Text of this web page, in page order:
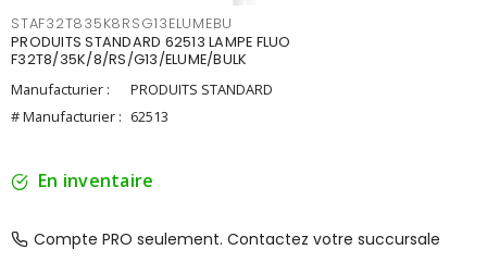
STAF32T835K8RSG13ELUMEBU
PRODUITS STANDARD 62513 LAMPE FLUO
F32T8/35K/8/RS/G13/ELUME/BULK
Manufacturier :
PRODUITS STANDARD
# Manufacturier : 62513
En inventaire
Compte PRO seulement. Contactez votre succursale